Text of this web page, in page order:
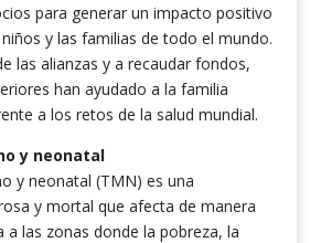
para generar un impacto positivo
y las familias de todo el mundo.
las alianzas y a recaudar fondos,
han ayudado a la familia
a los retos de la salud mundial.
y neonatal
y neonatal (TMN) es una
y mortal que afecta de manera
a las zonas donde la pobreza, la